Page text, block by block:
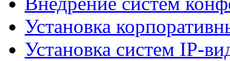
Установка
Установка систем IP-